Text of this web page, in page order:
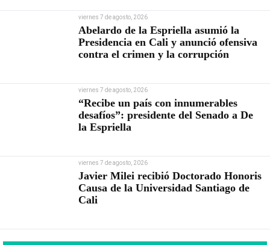
viernes 7 de agosto, 2026
Abelardo de la Espriella asumió la
Presidencia en Cali y anunció ofensiva
contra el crimen y la corrupción
viernes 7 de agosto, 2026
“Recibe un país con innumerables
desafíos”: presidente del Senado a De
la Espriella
viernes 7 de agosto, 2026
Javier Milei recibió Doctorado Honoris
Causa de la Universidad Santiago de
Cali